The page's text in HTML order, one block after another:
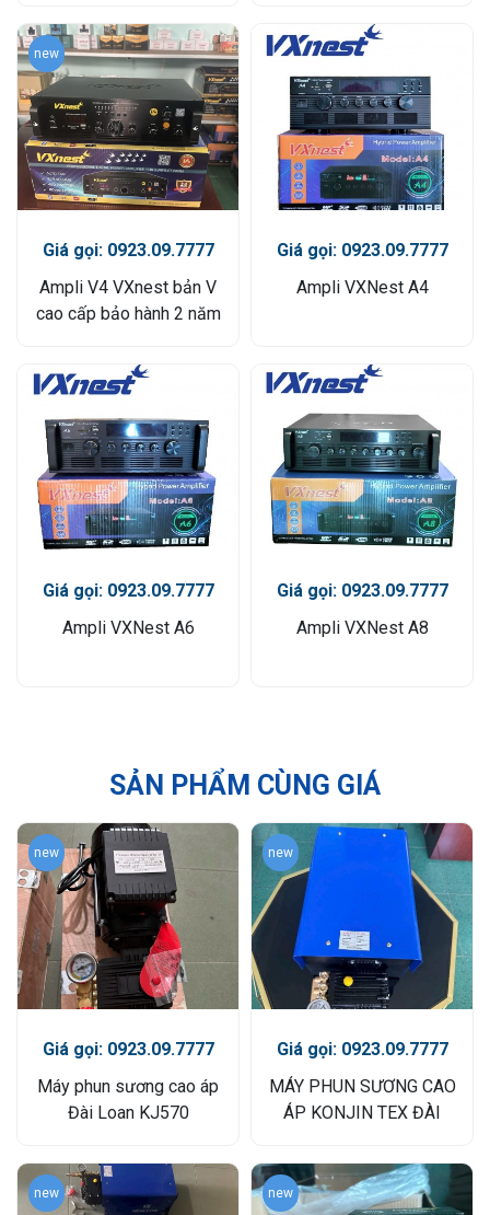
new
Giá gọi: 0923.09.7777
Ampli V4 VXnest bản V
cao cấp bảo hành 2 năm
Giá gọi: 0923.09.7777
Ampli VXNest A4
Giá gọi: 0923.09.7777
Ampli VXNest A6
Giá gọi: 0923.09.7777
Ampli VXNest A8
SẢN PHẨM CÙNG GIÁ
new
Giá gọi: 0923.09.7777
Máy phun sương cao áp
Đài Loan KJ570
new
Giá gọi: 0923.09.7777
MÁY PHUN SƯƠNG CAO
ÁP KONJIN TEX ĐÀI
new new